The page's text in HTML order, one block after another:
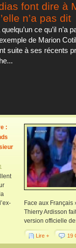
font dire à
n’a pas dit
ce qu’il n’a
de Marion
suite à ses récents
:
Face aux
Thierry Ardisson
version officielle
Lire + 19